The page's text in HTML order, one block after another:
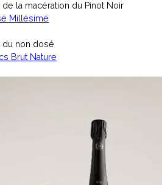
de la macération du Pinot Noir
Millésimé
du non dosé
Brut Nature